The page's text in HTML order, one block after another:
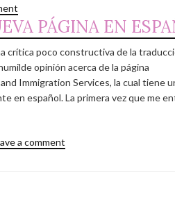
PÁGINA EN
crítica poco constructiva de la
opinión acerca de la página
Immigration Services, la cual tiene
en español. La primera vez que me
a comment